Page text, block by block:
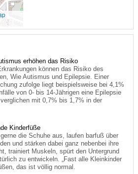
erhöhen das Risiko
können das Risiko des
Wie Autismus und Epilepsie. Einer
zufolge liegt beispielsweise bei 4,1%
von 0- bis 14-Jährigen eine Epilepsie
mit 0,7% bis 1,7% in der
Kinderfüße
die Schuhe aus, laufen barfuß über
und stärken dabei ganz nebenbei ihre
trainiert Muskeln, spürt den Untergrund
zu entwickeln. „Fast alle Kleinkinder
das ist völlig normal.